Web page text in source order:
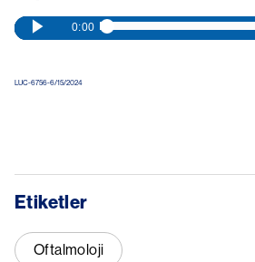
LUC-6756-6/15/2024
Etiketler
Oftalmoloji